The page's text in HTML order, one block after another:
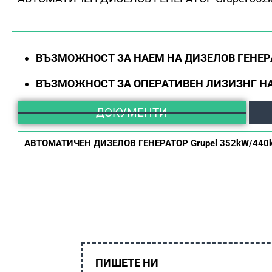
ВЪЗМОЖНОСТ ЗА НАЕМ НА ДИЗЕЛОВ
ВЪЗМОЖНОСТ ЗА ОПЕРАТИВЕН ЛИЗИЗНГ
ДОКУМЕНТИ
АВТОМАТИЧЕН ДИЗЕЛОВ ГЕНЕРАТОР Grupel 352kW/
ПИШЕТЕ НИ